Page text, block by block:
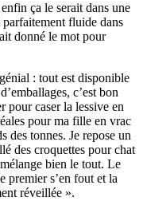
ça le serait dans une
fluide dans
donné le mot pour
: tout est disponible
c’est bon
pour caser la lessive en
pour ma fille en vrac
des tonnes. Je repose un
des croquettes pour chat
bien le tout. Le
premier s’en fout et la
réveillée ».